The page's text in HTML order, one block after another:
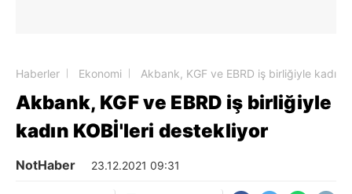
Haberler Ekonomi Akbank, KGF ve EBRD iş birliğiyle kadın
Akbank, KGF ve EBRD iş birliğiyle
kadın KOBİ'leri destekliyor
NotHaber 23.12.2021 09:31